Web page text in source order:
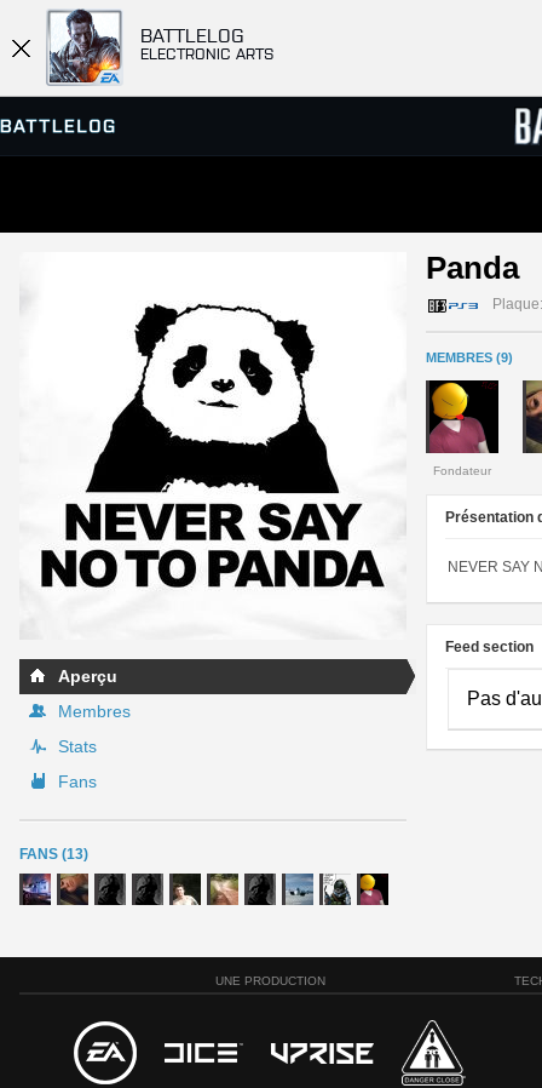
BATTLELOG
ELECTRONIC ARTS
Aperçu
Membres
Stats
Fans
FANS (13)
Panda
Plaque:
MEMBRES (9)
Fondateur
Présentation
NEVER SAY
Feed section
Pas
UNE PRODUCTION